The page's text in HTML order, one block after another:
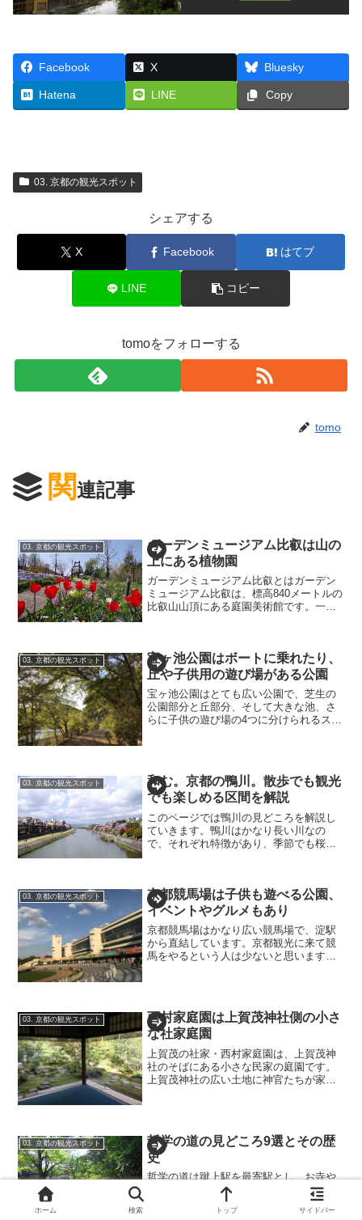
Facebook X Bluesky
Hatena LINE Copy
03. 京都の観光スポット
シェアする
X Facebook はてブ
LINE コピー
tomoをフォローする
tomo
関連記事
03. 京都の観光スポット
ガーデンミュージアム比叡は山の
上にある植物園
ガーデンミュージアム比叡とはガーデン
ミュージアム比叡は、標高840メートルの
比叡山山頂にある庭園美術館です。一言
ープンしました。...
03. 京都の観光スポット
宝ヶ池公園はボートに乗れたり、
丘や子供用の遊び場がある公園
宝ヶ池公園はとても広い公園で、芝生の
公園部分と丘部分、そして大きな池、さ
らに子供の遊び場の4つに分けられるスポ
が、ここは面積が広く子供が...
03. 京都の観光スポット
和む。京都の鴨川。散歩でも観光
でも楽しめる区間を解説
このページでは鴨川の見どころを解説し
ていきます。鴨川はかなり長い川なの
で、それぞれ特徴があり、季節でも桜が
く解説していきます。1. ...
03. 京都の観光スポット
京都競馬場は子供も遊べる公園、
イベントやグルメもあり
京都競馬場はかなり広い競馬場で、淀駅
から直結しています。京都観光に来て競
馬をやるという人は少ないと思います
馬とふれあいの場なども先着...
03. 京都の観光スポット
西村家庭園は上賀茂神社側の小さ
な社家庭園
上賀茂の社家・西村家庭園は、上賀茂神
社のそばにある小さな民家の庭園です。
上賀茂神社の広い土地に神官たちが家を
03. 京都の観光スポット
哲学の道の見どころ9選とその歴
史
哲学の道は蹴上駅を最寄駅とし、お寺や
神社などの観光スポットが連続して並ぶ
観光スポットです。どのような社寺があ
るのかや、哲学の駅周辺のスポットも含
ホーム 検索 トップ サイドバー